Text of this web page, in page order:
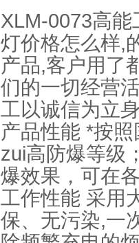
XLM-0073高
灯价格怎么样,
产品,客户用了
们的一切经营
工以诚信为立
产品性能 *按
zui高防爆等级
爆效果，可在
工作性能 采用
保、无污染,一